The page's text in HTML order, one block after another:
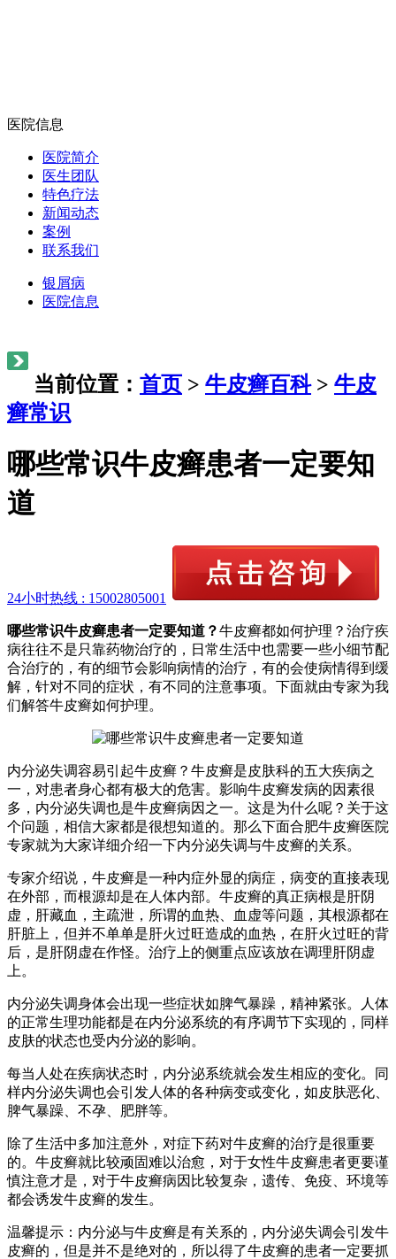
医院信息
医院简介
医生团队
特色疗法
新闻动态
案例
联系我们
银屑病
医院信息
当前位置： 首页 > 牛皮癣百科> 牛皮
癣常识
哪些常识牛皮癣患者一定要知
道
24小时热线 : 15002805001
哪些常识牛皮癣患者一定要知道？牛皮癣都如何护理？治疗疾
病往往不是只靠药物治疗的，日常生活中也需要一些小细节配
合治疗的，有的细节会影响病情的治疗，有的会使病情得到缓
解，针对不同的症状，有不同的注意事项。下面就由专家为我
们解答牛皮癣如何护理。
内分泌失调容易引起牛皮癣？牛皮癣是皮肤科的五大疾病之
一，对患者身心都有极大的危害。影响牛皮癣发病的因素很
多，内分泌失调也是牛皮癣病因之一。这是为什么呢？关于这
个问题，相信大家都是很想知道的。那么下面合肥牛皮癣医院
专家就为大家详细介绍一下内分泌失调与牛皮癣的关系。
专家介绍说，牛皮癣是一种内症外显的病症，病变的直接表现
在外部，而根源却是在人体内部。牛皮癣的真正病根是肝阴
虚，肝藏血，主疏泄，所谓的血热、血虚等问题，其根源都在
肝脏上，但并不单单是肝火过旺造成的血热，在肝火过旺的背
后，是肝阴虚在作怪。治疗上的侧重点应该放在调理肝阴虚
上。
内分泌失调身体会出现一些症状如脾气暴躁，精神紧张。人体
的正常生理功能都是在内分泌系统的有序调节下实现的，同样
皮肤的状态也受内分泌的影响。
每当人处在疾病状态时，内分泌系统就会发生相应的变化。同
样内分泌失调也会引发人体的各种病变或变化，如皮肤恶化、
脾气暴躁、不孕、肥胖等。
除了生活中多加注意外，对症下药对牛皮癣的治疗是很重要
的。牛皮癣就比较顽固难以治愈，对于女性牛皮癣患者更要谨
慎注意才是，对于牛皮癣病因比较复杂，遗传、免疫、环境等
都会诱发牛皮癣的发生。
温馨提示：内分泌与牛皮癣是有关系的，内分泌失调会引发牛
皮癣的，但是并不是绝对的，所以得了牛皮癣的患者一定要抓